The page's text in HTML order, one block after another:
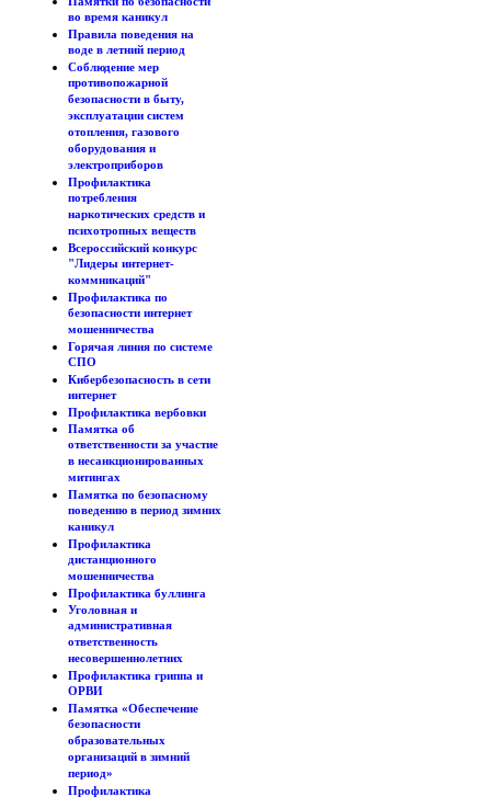
во время каникул
Правила поведения на
воде в летний период
Соблюдение мер
противопожарной
безопасности в быту,
эксплуатации систем
отопления, газового
оборудования и
электроприборов
Профилактика
потребления
наркотических средств и
психотропных веществ
Всероссийский конкурс
"Лидеры интернет-
коммникаций"
Профилактика по
безопасности интернет
мошенничества
Горячая линия по системе
СПО
Кибербезопасность в сети
интернет
Профилактика вербовки
Памятка об
ответственности за участие
в несанкционированных
митингах
Памятка по безопасному
поведению в период зимних
каникул
Профилактика
дистанционного
мошенничества
Профилактика буллинга
Уголовная и
административная
ответственность
несовершеннолетних
Профилактика гриппа и
ОРВИ
Памятка «Обеспечение
безопасности
образовательных
организаций в зимний
период»
Профилактика